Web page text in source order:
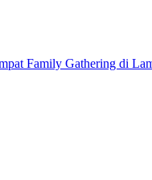
Family Gathering di